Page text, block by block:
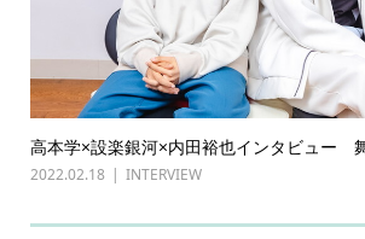
高本学×設楽銀河×内田裕也インタビュー
2022.02.18 INTERVIEW